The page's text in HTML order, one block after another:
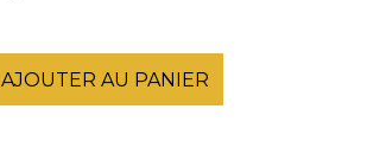
AJOUTER AU PANIER